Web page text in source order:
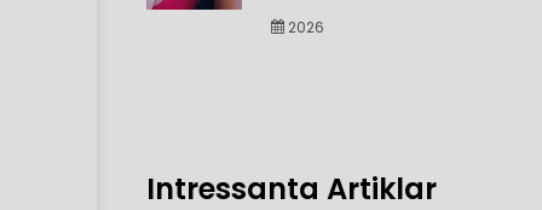
2026
Intressanta Artiklar